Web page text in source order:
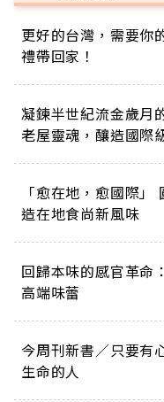
更好的台灣，需要你
禮帶回家！
凝鍊半世紀流金歲月
老屋靈魂，釀造國際
「愈在地，愈國際
造在地食尚新風味
回歸本味的感官革命
高端味蕾
今周刊新書／只要有
生命的人